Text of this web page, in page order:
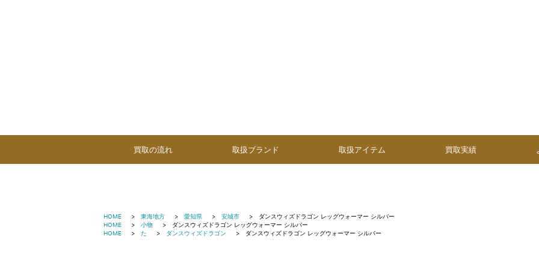
買取の流れ 取扱ブランド 取扱アイテム 買取実績
HOME 東海地方 愛知県 安城市
ダンスウィズドラゴン レッグウォーマー シルバー
HOME
小物
ダンスウィズドラゴン レッグウォーマー シルバー
HOME
た ダンスウィズドラゴン ダンスウィズドラゴン レッグウォーマー シルバー